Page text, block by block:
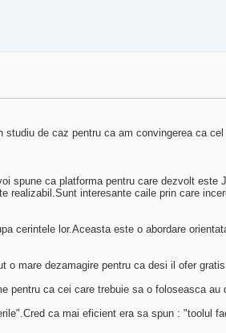
de caz pentru ca am convingerea ca
spune ca platforma pentru care dezvolt este
realizabil.Sunt interesante caile prin care
cerintele lor.Aceasta este o abordare
o mare dezamagire pentru ca desi il ofer
pentru ca cei care trebuie sa o foloseasca au
ca mai eficient era sa spun : "toolul